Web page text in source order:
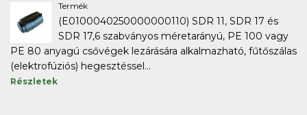
Termék
(E0100040250000000110) SDR 11, SDR 17 és
SDR 17,6 szabványos méretarányú, PE 100 vagy
PE 80 anyagú csővégek lezárására alkalmazható, fűtőszálas
(elektrofúziós) hegesztéssel...
Részletek